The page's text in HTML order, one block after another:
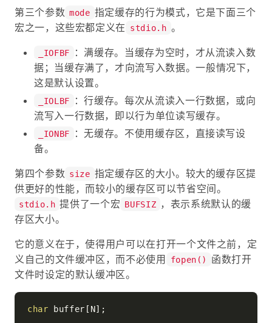
第三个参数 mode 指定缓存的行为模式，它是下面三个
宏之一，这些宏都定义在
stdio.h 。
_IOFBF
：满缓存。当缓存为空时，才从流读入数
据；当缓存满了，才向流写入数据。一般情况下，
这是默认设置。
_IOLBF
：行缓存。每次从流读入一行数据，或向
流写入一行数据，即以行为单位读写缓存。
_IONBF
：无缓存。不使用缓存区，直接读写设
备。
第四个参数 size 指定缓存区的大小。较大的缓存区提
供更好的性能，而较小的缓存区可以节省空间。
stdio.h 提供了一个宏 BUFSIZ ，表示系统默认的缓
存区大小。
它的意义在于，使得用户可以在打开一个文件之前，定
义自己的文件缓冲区，而不必使用
fopen()
函数打开
文件时设定的默认缓冲区。
char buffer[N];